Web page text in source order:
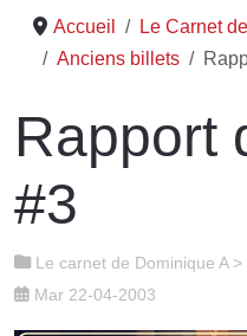
Accueil
Le Carnet
Anciens billets
Rapport
#3
Le carnet de Dominique A>
Mar 22-04-2003